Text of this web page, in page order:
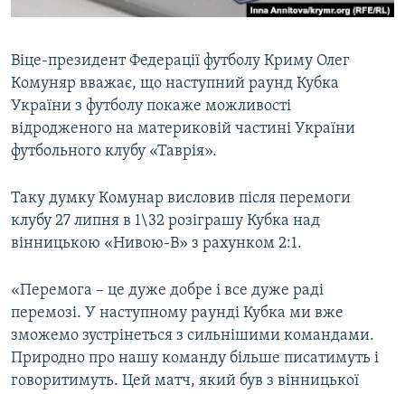
Усі сайти RFE/RL
Віце-президент Федерації футболу Криму Олег
Комуняр вважає, що наступний раунд Кубка
України з футболу покаже можливості
відродженого на материковій частині України
футбольного клубу «Таврія».
Таку думку Комунар висловив після перемоги
клубу 27 липня в 1\32 розіграшу Кубка над
вінницькою «Нивою-В» з рахунком 2:1.
«Перемога – це дуже добре і все дуже раді
перемозі. У наступному раунді Кубка ми вже
зможемо зустрінеться з сильнішими командами.
Природно про нашу команду більше писатимуть і
говоритимуть. Цей матч, який був з вінницької